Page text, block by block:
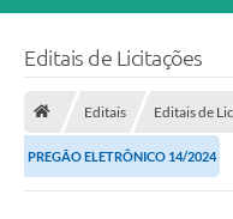
A Nossa Cidade
Editais de Licitações
Editais Editais de
PREGÃO ELETRÔNICO 14/2024